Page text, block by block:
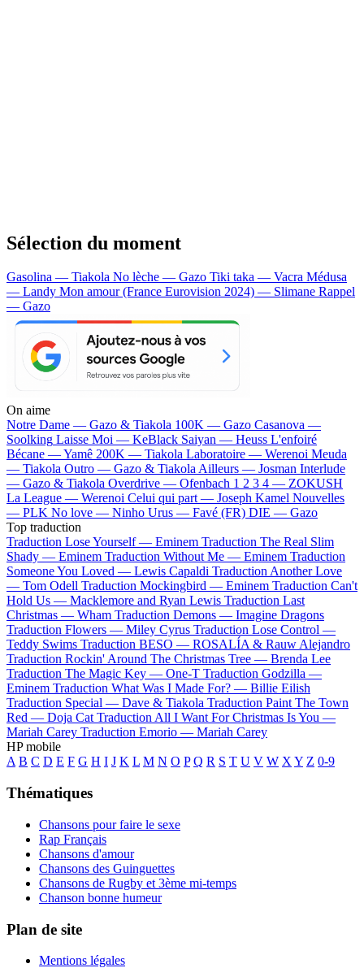
Sélection du moment
Gasolina — Tiakola No lèche — Gazo Tiki taka — Vacra Médusa
— Landy Mon amour (France Eurovision 2024) — Slimane Rappel
— Gazo
On aime
Notre Dame — Gazo & Tiakola 100K — Gazo Casanova —
Soolking Laisse Moi — KeBlack Saiyan — Heuss L'enfoiré
Bécane —Yamê 200K — Tiakola Laboratoire — Werenoi Meuda
— Tiakola Outro — Gazo & TiakolaAilleurs — Josman Interlude
— Gazo & Tiakola Overdrive — Ofenbach 1 2 3 4 — ZOKUSH
La League — Werenoi Celui qui part — Joseph Kamel Nouvelles
— PLK No love — Ninho Urus — Favé (FR) DIE — Gazo
Top traduction
Traduction Lose Yourself — Eminem Traduction The Real Slim
Shady — Eminem Traduction Without Me — Eminem Traduction
Someone You Loved — Lewis Capaldi Traduction Another Love
— Tom Odell Traduction Mockingbird — Eminem Traduction Can't
Hold Us — Macklemore and Ryan Lewis Traduction Last
Christmas — Wham Traduction Demons — Imagine Dragons
Traduction Flowers — Miley Cyrus Traduction Lose Control —
Teddy Swims Traduction BESO — ROSALÍA & Rauw Alejandro
Traduction Rockin' Around The Christmas Tree — Brenda Lee
Traduction The Magic Key — One-T Traduction Godzilla —
Eminem Traduction What Was I Made For? — Billie Eilish
Traduction Special — Dave & Tiakola Traduction Paint The Town
Red — Doja Cat Traduction All I Want For Christmas Is You —
Mariah Carey Traduction Emorio — Mariah Carey
HP mobile
A B C D E F G H I J K L M N O P Q R S T U V W XY Z 0-9
Thématiques
Chansons pour faire le sexe
Rap Français
Chansons d'amour
Chansons des Guinguettes
Chansons de Rugby et 3ème mi-temps
Chanson bonne humeur
Plan de site
Mentions légales